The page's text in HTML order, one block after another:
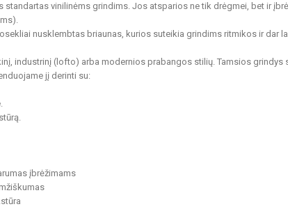
standartas vinilinėms grindims. Jos atsparios ne tik drėgmei, bet ir
nusklembtas briaunas, kurios suteikia grindims ritmikos ir dar
industrinį (lofto) arba modernios prabangos stilių. Tamsios grindys
jį derinti su:
įbrėžimams